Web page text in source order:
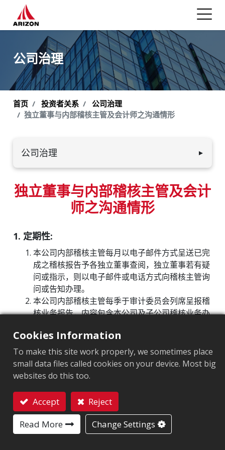
公司治理
首页 投资者关系
公司治理
独立董事与内部稽核主管及会计师之沟通情形
公司治理 ▼
投资架构
主要股东名单
重要公司内规
功能性委员会
独立董事与内部稽核主管及会计师之沟通情形
独立董事与内部稽核主管及会计
师之沟通情形
1. 定期性:
本公司内部稽核主管每月以电子邮件方式呈送已完
成之稽核报告予各独立董事查阅，独立董事若有疑
问或指示，则以电子邮件或电话方式向稽核主管询
问或告知办理。
本公司内部稽核主管每季于审计委员会列席呈报稽
核业务报告，内容包含本公司及子公司稽核业务办
签证会计师向审计委员会委员报告当季财务报表查
核或审阅结果以及其他相关法令要求之沟通事项、
会计师出具报告类型、关键查核事项、财务报告分
析等查核情形进行说明。
2. 非定期性:
平时利用电话、电子邮件或会议方式，沟通如何提
Cookies Information
To make this site work properly, we sometimes place
small data files called cookies on your device. Most big
websites do this too.
Accept
Reject
Read More
Change Settings